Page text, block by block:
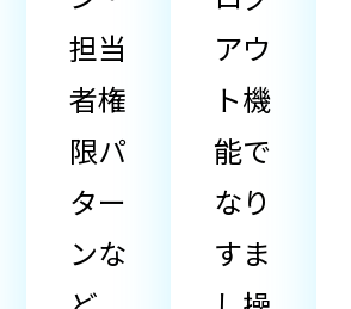
担当
者権
限パ
ター
ンな
アウ
ト機
能で
なり
すま